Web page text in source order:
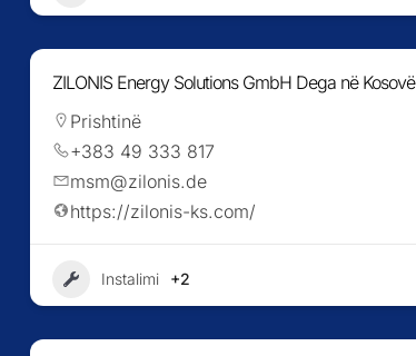
ZILONIS Energy Solutions GmbH Dega në Kosovë
Prishtinë
+383 49 333 817
msm@zilonis.de
https://zilonis-ks.com/
Instalimi +2